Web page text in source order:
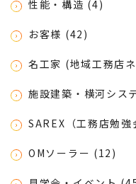
性能・構造 (4)
お客様 (42)
名工家 (地域工務店
施設建築・横河シス
SAREX（工務店勉
OMソーラー (12)